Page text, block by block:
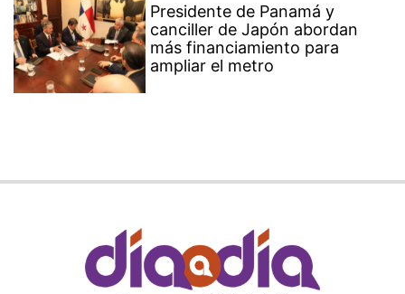
Presidente de Panamá y
canciller de Japón abordan
más financiamiento para
ampliar el metro